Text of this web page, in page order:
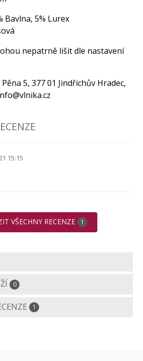
Bavlna, 5% Lurex
nepatrně lišit dle nastavení
5, 377 01 Jindřichův Hradec,
15:15
VŠECHNY RECENZE 1
0
1